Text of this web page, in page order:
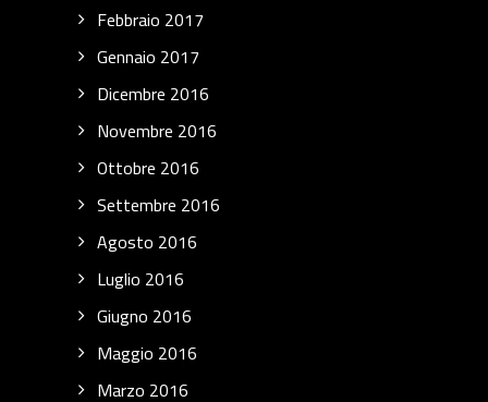
Febbraio 2017
Gennaio 2017
Dicembre 2016
Novembre 2016
Ottobre 2016
Settembre 2016
Agosto 2016
Luglio 2016
Giugno 2016
Maggio 2016
Marzo 2016